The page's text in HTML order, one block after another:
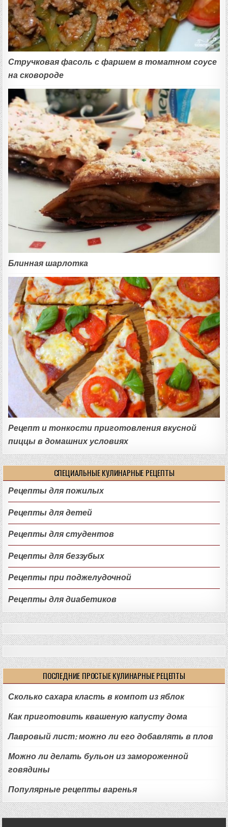
Стручковая фасоль с фаршем в томатном соусе
на сковороде
Блинная шарлотка
Рецепт и тонкости приготовления вкусной
пиццы в домашних условиях
СПЕЦИАЛЬНЫЕ КУЛИНАРНЫЕ РЕЦЕПТЫ
Рецепты для пожилых
Рецепты для детей
Рецепты для студентов
Рецепты для беззубых
Рецепты при поджелудочной
Рецепты для диабетиков
ПОСЛЕДНИЕ ПРОСТЫЕ КУЛИНАРНЫЕ РЕЦЕПТЫ
Сколько сахара класть в компот из яблок
Как приготовить квашеную капусту дома
Лавровый лист: можно ли его добавлять в плов
Можно ли делать бульон из замороженной
говядины
Популярные рецепты варенья